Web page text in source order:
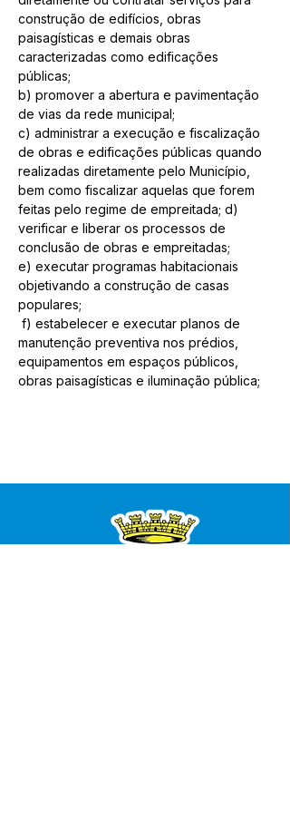
construção de edifícios, obras
paisagísticas e demais obras
caracterizadas como edificações
públicas;
b) promover a abertura e pavimentação
de vias da rede municipal;
c) administrar a execução e fiscalização
de obras e edificações públicas quando
realizadas diretamente pelo Município,
bem como fiscalizar aquelas que forem
feitas pelo regime de empreitada; d)
verificar e liberar os processos de
conclusão de obras e empreitadas;
e) executar programas habitacionais
objetivando a construção de casas
populares;
f) estabelecer e executar planos de
manutenção preventiva nos prédios,
equipamentos em espaços públicos,
obras paisagísticas e iluminação pública;